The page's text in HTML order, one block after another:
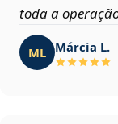
toda a
ML Márcia L.